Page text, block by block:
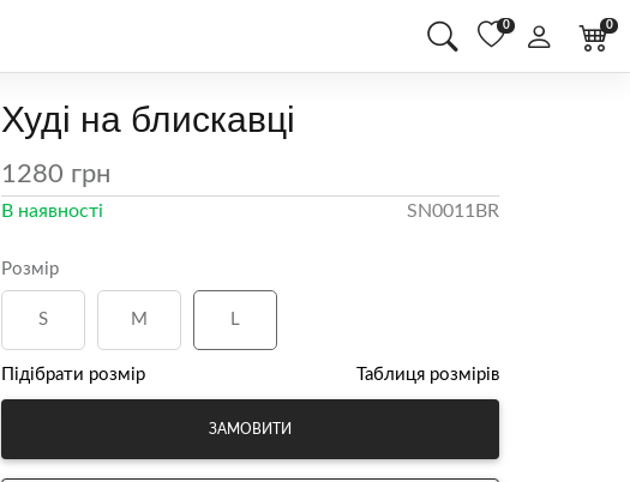
0 0
Худі на блискавці
1280 грн
В наявності SN0011BR
Розмір
S M L
Підібрати розмір Таблиця розмірів
ЗАМОВИТИ